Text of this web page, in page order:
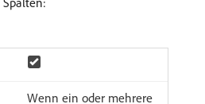
Wenn ein oder mehrere